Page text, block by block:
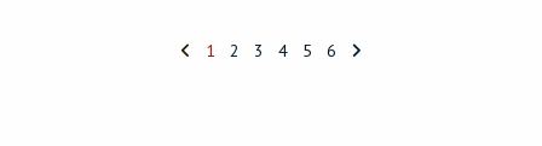
1 2 3 4 5 6